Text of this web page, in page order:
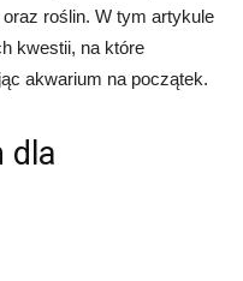
roślin. W tym artykule
kwestii, na które
akwarium na początek.
dla